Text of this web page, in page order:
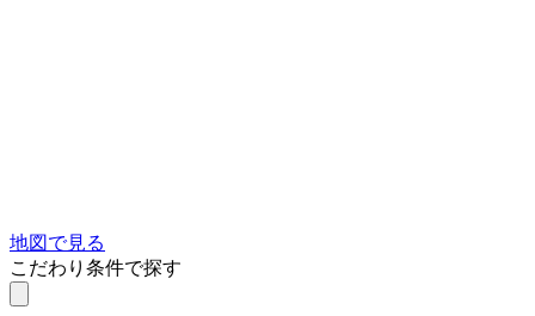
地図で見る
こだわり条件で探す